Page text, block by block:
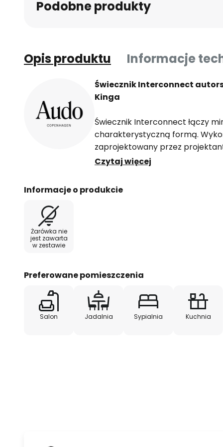
Podobne produkty
Opis produktu Informacje
Świecznik Interconnect
Kinga
Świecznik Interconnect łączy
charakterystyczną formą.
zaprojektowany przez
stanowi stylowy akcent w
współdziałania.
- Cechy szczególne:
- zaprojektowany przez Colina
Czytaj więcej
Informacje o produkcie
Żarówka nie
jest zawarta
w zestawie
Preferowane pomieszczenia
Salon Jadalnia Sypialnia Kuchnia